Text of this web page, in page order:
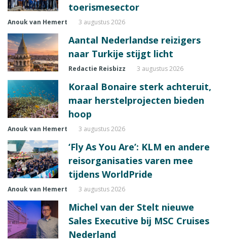
toerismesector
Anouk van Hemert 3 augustus 2026
Aantal Nederlandse reizigers
naar Turkije stijgt licht
Redactie Reisbizz 3 augustus 2026
Koraal Bonaire sterk achteruit,
maar herstelprojecten bieden
hoop
Anouk van Hemert 3 augustus 2026
‘Fly As You Are’: KLM en andere
reisorganisaties varen mee
tijdens WorldPride
Anouk van Hemert 3 augustus 2026
Michel van der Stelt nieuwe
Sales Executive bij MSC Cruises
Nederland